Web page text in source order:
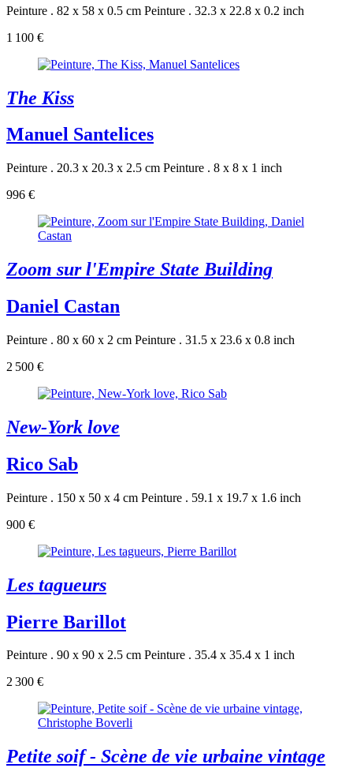
Peinture . 82 x 58 x 0.5 cm Peinture . 32.3 x 22.8 x 0.2 inch
1 100 €
The Kiss
Manuel Santelices
Peinture . 20.3 x 20.3 x 2.5 cm Peinture . 8 x 8 x 1 inch
996 €
Zoom sur l'Empire State Building
Daniel Castan
Peinture . 80 x 60 x 2 cm Peinture . 31.5 x 23.6 x 0.8 inch
2 500 €
New-York love
Rico Sab
Peinture . 150 x 50 x 4 cm Peinture . 59.1 x 19.7 x 1.6 inch
900 €
Les tagueurs
Pierre Barillot
Peinture . 90 x 90 x 2.5 cm Peinture . 35.4 x 35.4 x 1 inch
2 300 €
Petite soif - Scène de vie urbaine vintage